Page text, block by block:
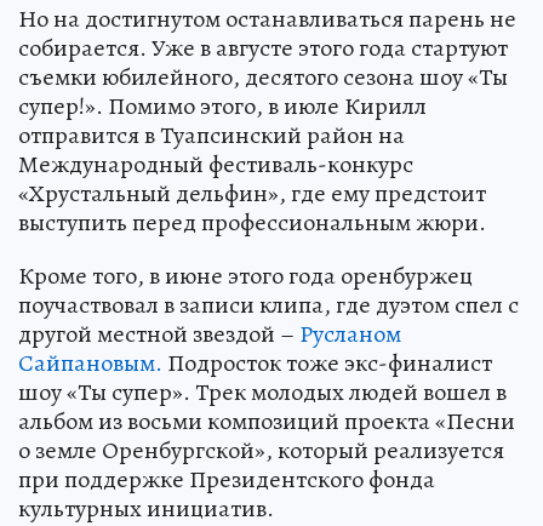
Но на достигнутом останавливаться парень не
собирается. Уже в августе этого года стартуют
съемки юбилейного, десятого сезона шоу «Ты
супер!». Помимо этого, в июле Кирилл
отправится в Туапсинский район на
Международный фестиваль-конкурс
«Хрустальный дельфин», где ему предстоит
выступить перед профессиональным жюри.
Кроме того, в июне этого года оренбуржец
поучаствовал в записи клипа, где дуэтом спел с
другой местной звездой – Русланом
Сайпановым. Подросток тоже экс-финалист
шоу «Ты супер». Трек молодых людей вошел в
альбом из восьми композиций проекта «Песни
о земле Оренбургской», который реализуется
при поддержке Президентского фонда
культурных инициатив.